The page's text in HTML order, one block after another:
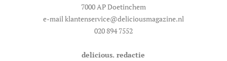
7000 AP Doetinchem
e-mail klantenservice@deliciousmagazine.nl
020 894 7552
delicious. redactie